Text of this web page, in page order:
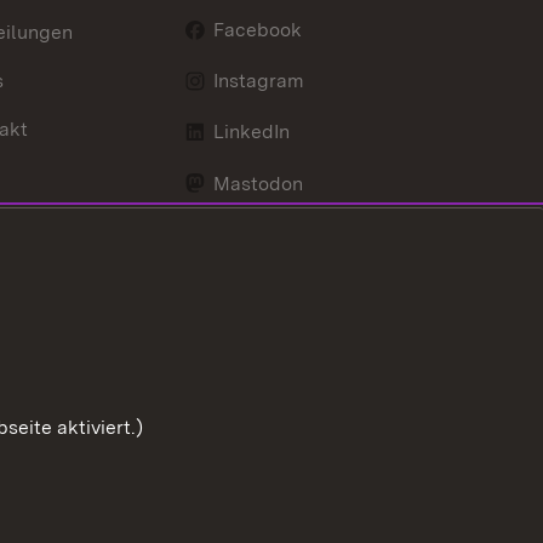
Facebook
Instagram
LinkedIn
Mastodon
aktiviert.)